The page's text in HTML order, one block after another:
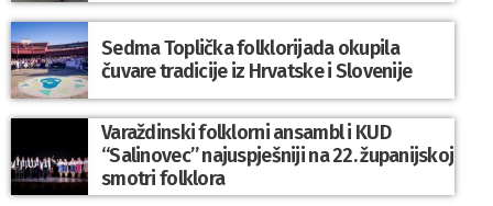
Sedma Toplička folklorijada okupila
čuvare tradicije iz Hrvatske i Slovenije
Varaždinski folklorni ansambl i KUD
“Salinovec” najuspješniji na 22. županijskoj
smotri folklora